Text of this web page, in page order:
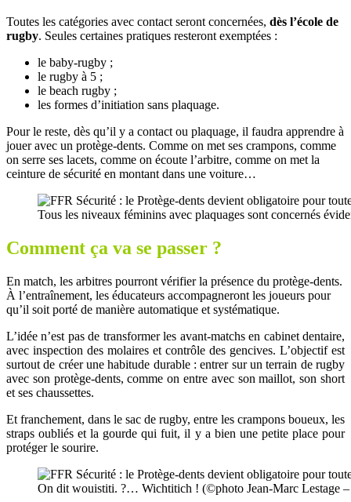
Toutes les catégories avec contact seront concernées, dès l’école de
rugby. Seules certaines pratiques resteront exemptées :
le baby-rugby ;
le rugby à 5 ;
le beach rugby ;
les formes d’initiation sans plaquage.
Pour le reste, dès qu’il y a contact ou plaquage, il faudra apprendre à
jouer avec un protège-dents. Comme on met ses crampons, comme
on serre ses lacets, comme on écoute l’arbitre, comme on met la
ceinture de sécurité en montant dans une voiture…
Tous les niveaux féminins avec plaquages sont concernés
Comment ça va se passer ?
En match, les arbitres pourront vérifier la présence du protège-dents.
À l’entraînement, les éducateurs accompagneront les joueurs pour
qu’il soit porté de manière automatique et systématique.
L’idée n’est pas de transformer les avant-matchs en cabinet dentaire,
avec inspection des molaires et contrôle des gencives. L’objectif est
surtout de créer une habitude durable : entrer sur un terrain de rugby
avec son protège-dents, comme on entre avec son maillot, son short
et ses chaussettes.
Et franchement, dans le sac de rugby, entre les crampons boueux, les
straps oubliés et la gourde qui fuit, il y a bien une petite place pour
protéger le sourire.
On dit wouistiti. ?… Wichtitich ! (©photo Jean-Marc Lestage